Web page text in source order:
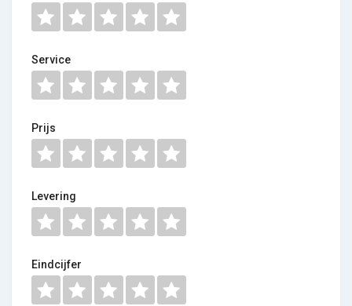
Service
Prijs
Levering
Eindcijfer